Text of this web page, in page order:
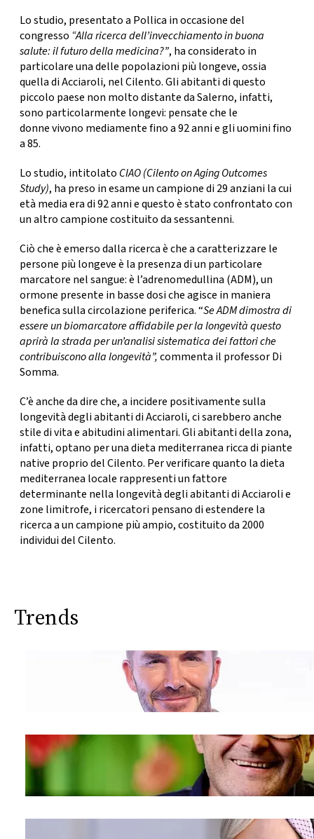
Lo studio, presentato a Pollica in occasione del
congresso “Alla ricerca dell’invecchiamento in buona
salute: il futuro della medicina?”, ha considerato in
particolare una delle popolazioni più longeve, ossia
quella diAcciaroli, nel Cilento. Gli abitanti di questo
piccolo paese non molto distante da Salerno, infatti,
sono particolarmente longevi: pensateche le
donne vivono mediamente fino a 92 anni e gli uomini fino
a 85.
Lo studio, intitolato CIAO(Cilento on Aging Outcomes
Study), ha preso in esame un campione di 29 anziani la cui
età media era di 92 anni e questo è stato confrontato con
un altro campione costituito da sessantenni.
Ciò che è emerso dalla ricerca è che a caratterizzare le
persone più longeve è la presenza di un particolare
marcatore nel sangue: è l’adrenomedullina (ADM), un
ormone presente in basse dosi che agisce in maniera
benefica sulla circolazione periferica. “Se ADM dimostra di
essere un biomarcatore affidabile per la longevità questo
aprirà la strada per un’analisi sistematica dei fattori che
contribuiscono alla longevità”,commenta il professor Di
Somma.
C’è anche da dire che, a incidere positivamente sulla
longevità degli abitanti di Acciaroli, ci sarebbero anche
stile di vita e abitudini alimentari. Gli abitanti della zona,
infatti, optano per una dieta mediterranea ricca di piante
native proprio del Cilento. Per verificare quanto la dieta
mediterranea locale rappresenti un fattore
determinante nella longevità degli abitanti di Acciaroli e
zone limitrofe, i ricercatori pensanodi estendere la
ricerca a un campione più ampio, costituito da 2000
individui del Cilento.
Trends